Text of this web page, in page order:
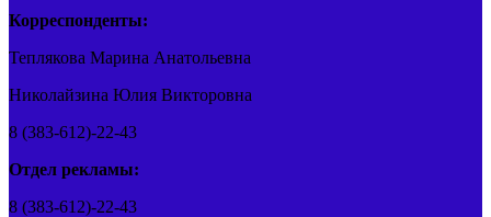
Корреспонденты:
Теплякова Марина Анатольевна
Николайзина Юлия Викторовна
8 (383-612)-22-43
Отдел рекламы:
8 (383-612)-22-43